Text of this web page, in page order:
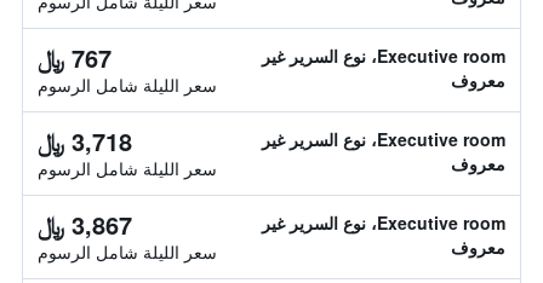
Executive room، نوع السرير غير
معروف
767 ﷼
سعر الليلة شامل الرسوم
Executive room، نوع السرير غير
معروف
3,718 ﷼
سعر الليلة شامل الرسوم
Executive room، نوع السرير غير
معروف
3,867 ﷼
سعر الليلة شامل الرسوم